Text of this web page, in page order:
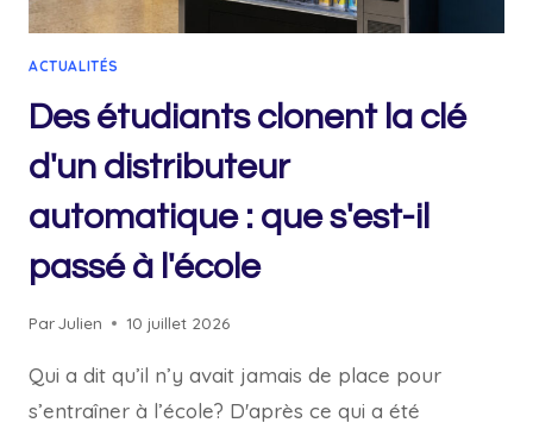
SCOLAIRE
ACTUALITÉS
Des étudiants clonent la clé
d'un distributeur
automatique : que s'est-il
passé à l'école
ParJulien 10 juillet 2026
Qui a dit qu’il n’y avait jamais de place pour
s’entraîner à l’école? D'après ce qui a été